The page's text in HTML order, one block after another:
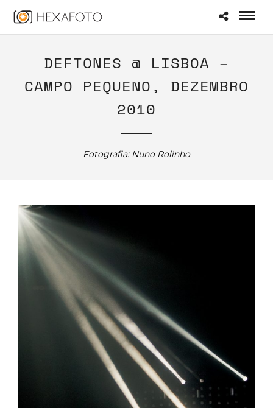
DEFTONES @ LISBOA –
CAMPO PEQUENO, DEZEMBRO
2010
Fotografia: Nuno Rolinho